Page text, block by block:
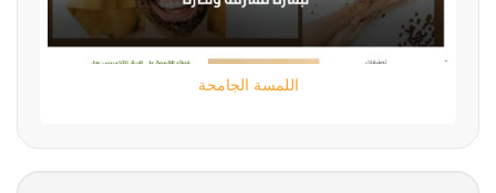
اللمسة الجامحة